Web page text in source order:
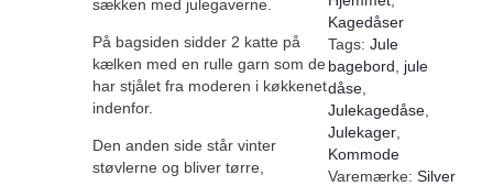
sækken med julegaverne.
På bagsiden sidder 2 katte på
kælken med en rulle garn som de
har stjålet fra moderen i køkkenet
indenfor.
Den anden side står vinter
støvlerne og bliver tørre,
Kagedåser
Tags: Jule
bagebord
jule
dåse,
Julekagedåse,
Julekager,
Kommode
Varemærke: Silver